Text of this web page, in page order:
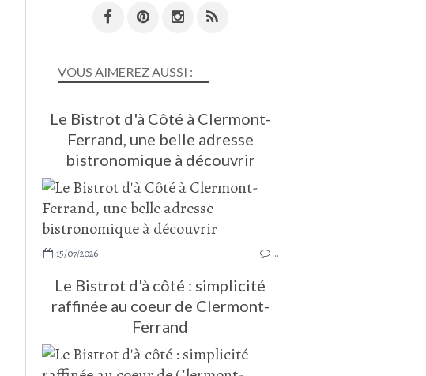
VOUS AIMEREZ AUSSI :
Le Bistrot d'à Côté à Clermont-
Ferrand, une belle adresse
bistronomique à découvrir
15/07/2026 …
Le Bistrot d'à côté : simplicité
raffinée au coeur de Clermont-
Ferrand